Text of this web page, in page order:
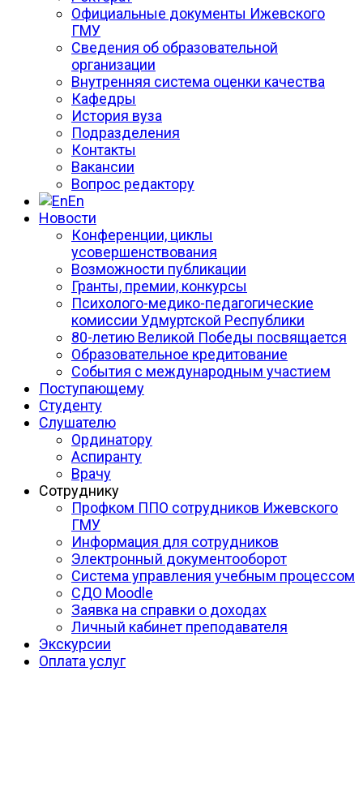
Официальные документы Ижевского
ГМУ
Сведения об образовательной
организации
Внутренняя система оценки качества
Кафедры
История вуза
Подразделения
Контакты
Вакансии
Вопрос редактору
En
Новости
Конференции, циклы
усовершенствования
Возможности публикации
Гранты, премии, конкурсы
Психолого-медико-педагогические
комиссии Удмуртской Республики
80-летию Великой Победы посвящается
Образовательное кредитование
События с международным участием
Поступающему
Студенту
Слушателю
Ординатору
Аспиранту
Врачу
Сотруднику
Профком ППО сотрудников Ижевского
ГМУ
Информация для сотрудников
Электронный документооборот
Система управления учебным процессом
СДО Moodle
Заявка на справки о доходах
Личный кабинет преподавателя
Экскурсии
Оплата услуг